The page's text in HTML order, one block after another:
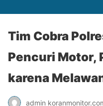
Tim Cobra
Pencuri Motor,
karena
admin